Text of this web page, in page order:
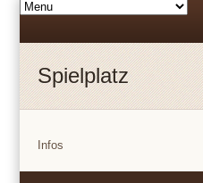
Spielplatz
Infos